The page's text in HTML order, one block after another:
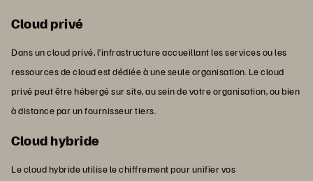
Cloud privé
Dans un cloud privé, l’infrastructure accueillant les services ou les
ressources de cloud est dédiée à une seule organisation. Le cloud
privé peut être hébergé sur site, au sein de votre organisation, ou bien
à distance par un fournisseur tiers.
Cloud hybride
Le cloud hybride utilise le chiffrement pour unifier vos